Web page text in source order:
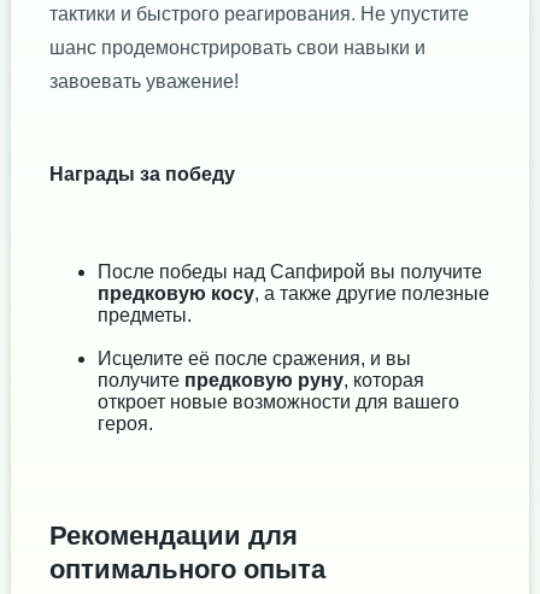
тактики и быстрого реагирования. Не упустите
шанс продемонстрировать свои навыки и
завоевать уважение!
Награды за победу
После победы над Сапфирой вы получите
предковую косу, а также другие полезные
предметы.
Исцелите её после сражения, и вы
получите предковую руну, которая
откроет новые возможности для вашего
героя.
Рекомендации для
оптимального опыта